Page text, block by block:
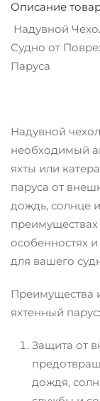
Описание
Надувной
Судно от
Паруса
Надувной
необходимый
яхты или
паруса от
дождь, солнце
преимуществах
особенностях
для вашего
Преимущества
яхтенный парус:
Защита от
дождя,